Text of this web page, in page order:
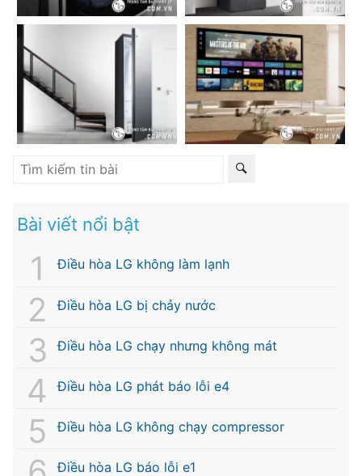
Bài viết nổi bật
Điều hòa LG không làm lạnh
Điều hòa LG bị chảy nước
Điều hòa LG chạy nhưng không mát
Điều hòa LG phát báo lỗi e4
Điều hòa LG không chạy compressor
Điều hòa LG báo lỗi e1